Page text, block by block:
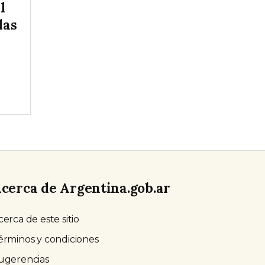
de Argentina.gob.ar
de este sitio
y condiciones